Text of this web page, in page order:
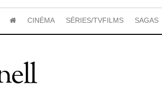
CINÉMA SÉRIES/TVFILMS SAGAS